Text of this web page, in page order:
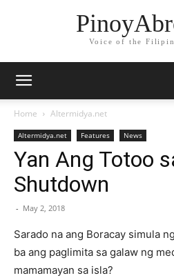
Voice of the
Home Altermidya.net
Altermidya.net Features News
Yan Ang Totoo
Shutdown
- May 2, 2018
Sarado na ang Boracay simula
ba ang paglimita sa galaw ng
mamamayan sa isla?